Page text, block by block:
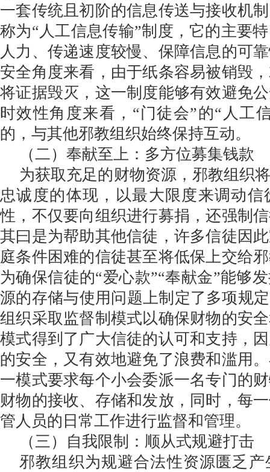
一套传统且初阶的信息传送与接收机
称为“人工信息传输”制度，它的主要
人力、传递速度较慢、保障信息的可
安全角度来看，由于纸条容易被销毁
将证据毁灭，这一制度能够有效避免
时效性角度来看，“门徒会”的“人工
的，与其他邪教组织始终保持互动。
（二）奉献至上：多方位募集钱款
为获取充足的财物资源，邪教组织
忠诚度的体现，以最大限度来调动信
性，不仅要向组织进行募捐，还强制
其曰是为帮助其他信徒，许多信徒因
庭条件困难的信徒甚至将低保上交给
为确保信徒的“爱心款”“奉献金”能够
源的存储与使用问题上制定了多项规
组织采取监督制模式以确保财物的安
模式得到了广大信徒的认可和支持，
的安全，又有效地避免了浪费和滥用
一模式要求每个小会委派一名专门的
财物的接收、存储和发放，同时，每
管人员的日常工作进行监督和管理。
（三）自我限制：顺从式规避打击
邪教组织为规避合法性资源匮乏